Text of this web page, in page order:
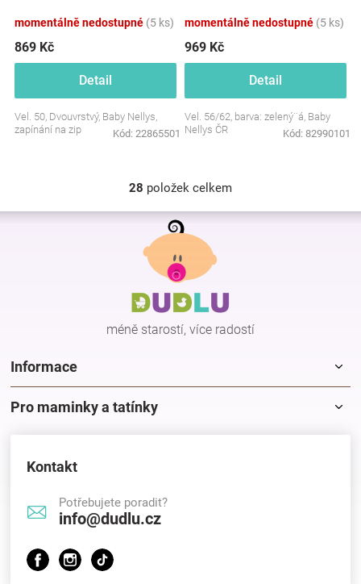
momentálně nedostupné (5 ks)
869 Kč
Detail
Vel. 50, Dvouvrstvý, Baby Nellys,
zapínání na zip
Kód: 22865501
momentálně nedostupné (5 ks)
969 Kč
Detail
Vel. 56/62, barva: zelený¨á, Baby
Nellys ČR
Kód: 82990101
O
v
l
d
a
c
í
p
r
28 položek celkem
Z
méně starostí, více radostí
Informace
Pro maminky a tatínky
Kontakt
Potřebujete poradit?
info@dudlu.cz